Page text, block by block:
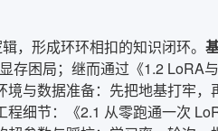
，形成环环相扣的知识闭环。
存困局；继而通过《1.2 LoRA
与数据准备：先把地基打牢
程细节：《2.1 从零跑通一次